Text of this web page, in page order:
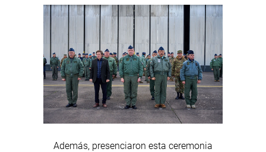
Además, presenciaron esta ceremonia